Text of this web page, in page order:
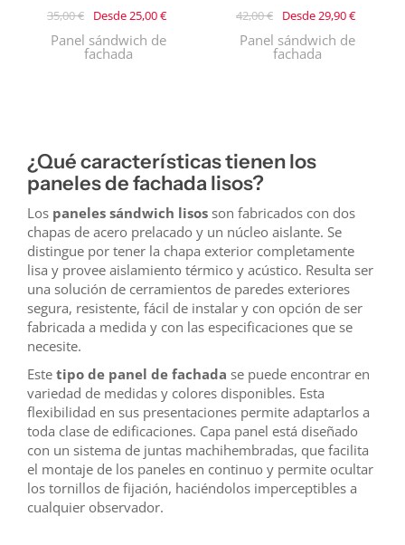
35,00 € Desde25,00 €
Panel sándwich de
fachada
42,00 € Desde29,90 €
Panel sándwich de
fachada
¿Qué características tienen los
paneles de fachada lisos?
Los paneles sándwich lisos son fabricados con dos
chapas de acero prelacado y un núcleo aislante. Se
distingue por tener la chapa exterior completamente
lisa y provee aislamiento térmico y acústico. Resulta ser
una solución de cerramientos de paredes exteriores
segura, resistente, fácil de instalar y con opción de ser
fabricada a medida y con las especificaciones que se
necesite.
Este tipo de panel de fachada se puede encontrar en
variedad de medidas y colores disponibles. Esta
flexibilidad en sus presentaciones permite adaptarlos a
toda clase de edificaciones. Capa panel está diseñado
con un sistema de juntas machihembradas, que facilita
el montaje de los paneles en continuo y permite ocultar
los tornillos de fijación, haciéndolos imperceptibles a
cualquier observador.